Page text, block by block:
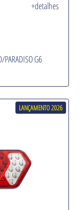
+detalhes
PARADISO G6
LANÇAMENTO 2026